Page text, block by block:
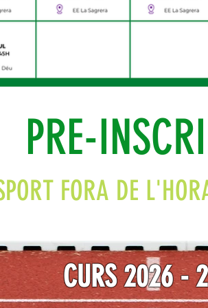
PRE-
FORA DE
CURS 2026 -